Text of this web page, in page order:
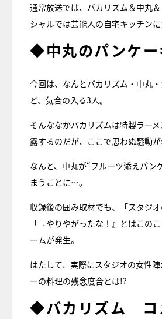
通常放送では、バカリズム＆中丸
シャルでは芸能人の自宅キッチン
◆中丸のパンケー
今回は、なんとバカリズム・中丸
ど、気合の入る3人。
そんななかバカリズムは特製ラー
露するのだが、ここで思わぬ騒動が
なんと、中丸が“フルーツ添えパ
まうことに…。
収録後の囲み取材でも、「スタジ
「『やりやがったな！』とはこ
ームが発生。
はたして、実際にスタジオの女性
ーの料理の残念度合とは!?
◆バカリズム コ